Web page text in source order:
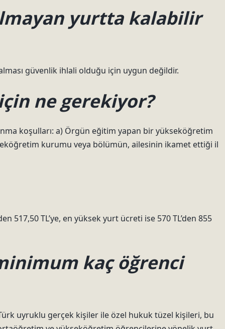
yurtta kalabilir
güvenlik ihlali olduğu için uygun değildir.
ne gerekiyor?
koşulları: a) Örgün eğitim yapan bir yükseköğretim
kurumu veya bölümün, ailesinin ikamet ettiği il
517,50 TL’ye, en yüksek yurt ücreti ise 570 TL’den 855
kaç öğrenci
uyruklu gerçek kişiler ile özel hukuk tüzel kişileri, bu